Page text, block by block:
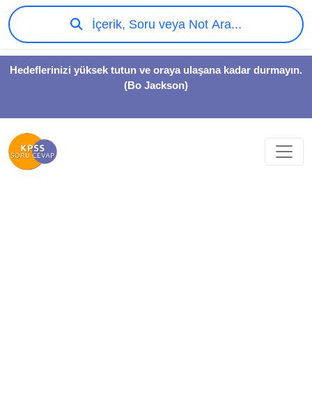
Hedeflerinizi yüksek tutun ve oraya ulaşana kadar durmayın.
(Bo Jackson)
İçerik, Soru veya Not Ara...